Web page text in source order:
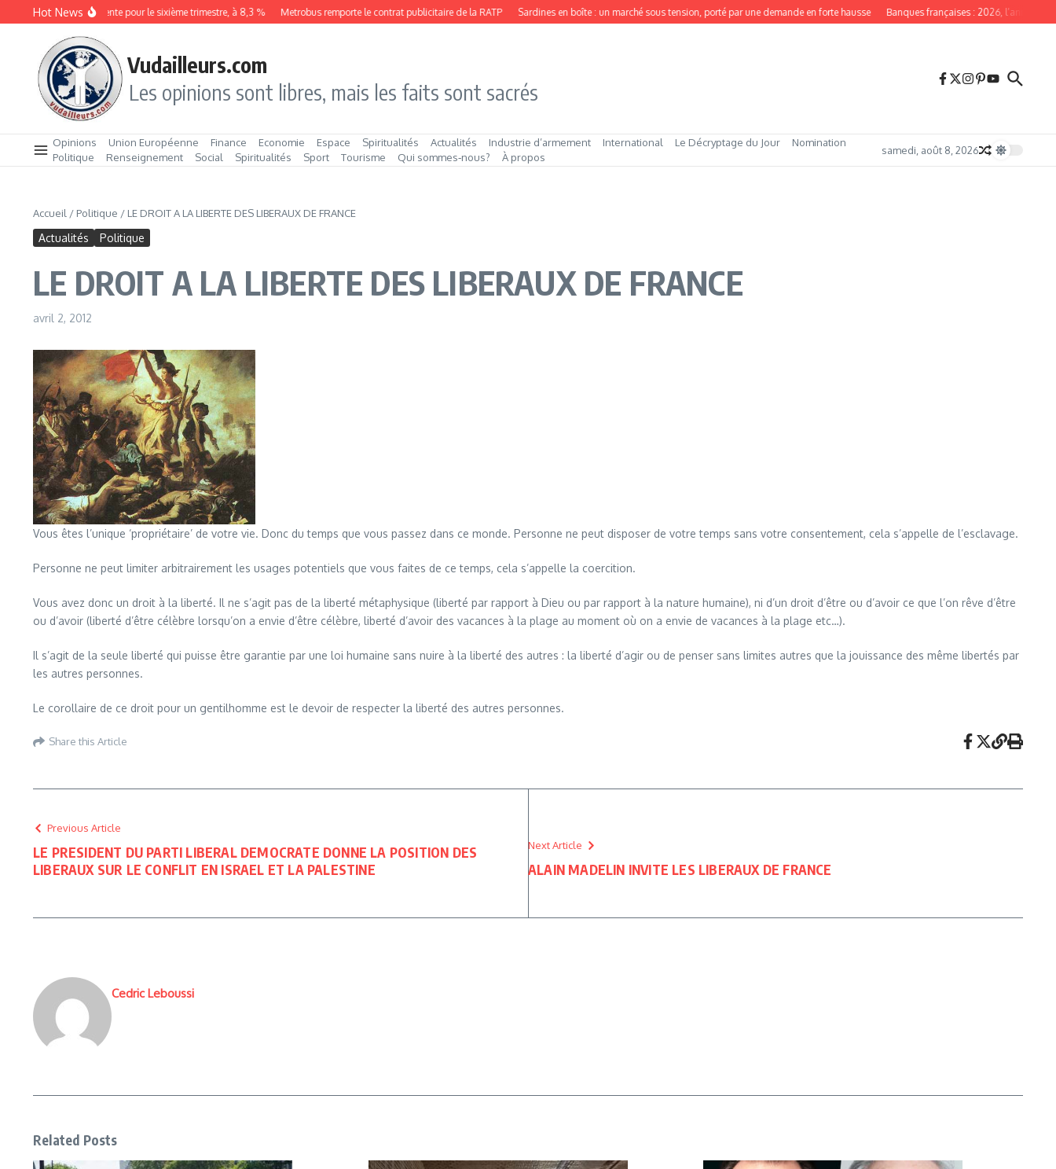
Aller au contenu
Hot News
Le chômage augmente pour le sixième trimestre, à 8,3 % Metrobus remporte le contrat publicitaire de la RATP Sardines en boîte : un marché sous tension, porté par une demande en forte hausse Banques françaises : 2026, l’année du
Vudailleurs.com
Les opinions sont libres, mais les faits sont sacrés
Opinions Union Européenne Finance Economie Espace Spiritualités Actualités Industrie d’armement International Le Décryptage du Jour
Nomination
Politique
Renseignement Social Spiritualités Sport Tourisme Qui sommes‑nous? À propos
samedi, août 8, 2026
Accueil / Politique / LE DROIT A LA LIBERTE DES LIBERAUX DE FRANCE
Actualités Politique
LE DROIT A LA LIBERTE DES LIBERAUX DE FRANCE
avril 2, 2012
Vous êtes l’unique ‘propriétaire’ de votre vie. Donc du temps que vous passez dans ce monde. Personne ne peut disposer de votre temps sans votre consentement, cela s’appelle de l’esclavage.
Personne ne peut limiter arbitrairement les usages potentiels que vous faites de ce temps, cela s’appelle la coercition.
Vous avez donc un droit à la liberté. Il ne s’agit pas de la liberté métaphysique (liberté par rapport à Dieu ou par rapport à la nature humaine), ni d’un droit d’être ou d’avoir ce que l’on rêve d’être
ou d’avoir (liberté d’être célèbre lorsqu’on a envie d’être célèbre, liberté d’avoir des vacances à la plage au moment où on a envie de vacances à la plage etc…).
Il s’agit de la seule liberté qui puisse être garantie par une loi humaine sans nuire à la liberté des autres : la liberté d’agir ou de penser sans limites autres que la jouissance des même libertés par
les autres personnes.
Le corollaire de ce droit pour un gentilhomme est le devoir de respecter la liberté des autres personnes.
Share this Article
Previous Article
LE PRESIDENT DU PARTI LIBERAL DEMOCRATE DONNE LA POSITION DES
LIBERAUX SUR LE CONFLIT EN ISRAEL ET LA PALESTINE
Next Article
ALAIN MADELIN INVITE LES LIBERAUX DE FRANCE
Cedric Leboussi
Related Posts